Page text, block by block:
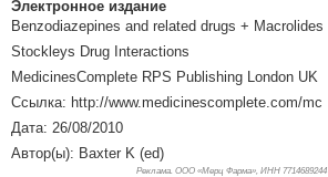
Электронное издание
Benzodiazepines and related drugs + Macrolides
Stockleys Drug Interactions
MedicinesComplete RPS Publishing London UK
Ссылка: http://www.medicinescomplete.com/mc
Дата: 26/08/2010
Автор(ы): Baxter K (ed)
Реклама. ООО «Мерц Фарма», ИНН 7714689244